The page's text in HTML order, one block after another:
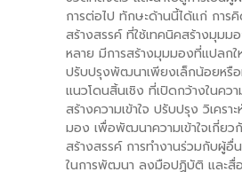
การต่อไป ทักษะด้านนี้ได้แก่ การ
สร้างสรรค์ ที่ใช้เทคนิคสร้างมุมม
หลาย มีการสร้างมุมมองที่แปลกใ
ปรับปรุงพัฒนาเพียงเล็กน้อยหรือ
แนวโดนสิ้นเชิง ที่เปิดกว้างในคว
สร้างความเข้าใจ ปรับปรุง วิเครา
มอง เพื่อพัฒนาความเข้าใจเกี่ย
สร้างสรรค์ การทำงานร่วมกับผู้อื่
ในการพัฒนา ลงมือปฏิบัติ และสื่